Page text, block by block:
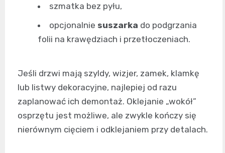
szmatka bez pyłu,
opcjonalnie suszarka do podgrzania
folii na krawędziach i przetłoczeniach.
Jeśli drzwi mają szyldy, wizjer, zamek, klamkę
lub listwy dekoracyjne, najlepiej od razu
zaplanować ich demontaż. Oklejanie „wokół”
osprzętu jest możliwe, ale zwykle kończy się
nierównym cięciem i odklejaniem przy detalach.